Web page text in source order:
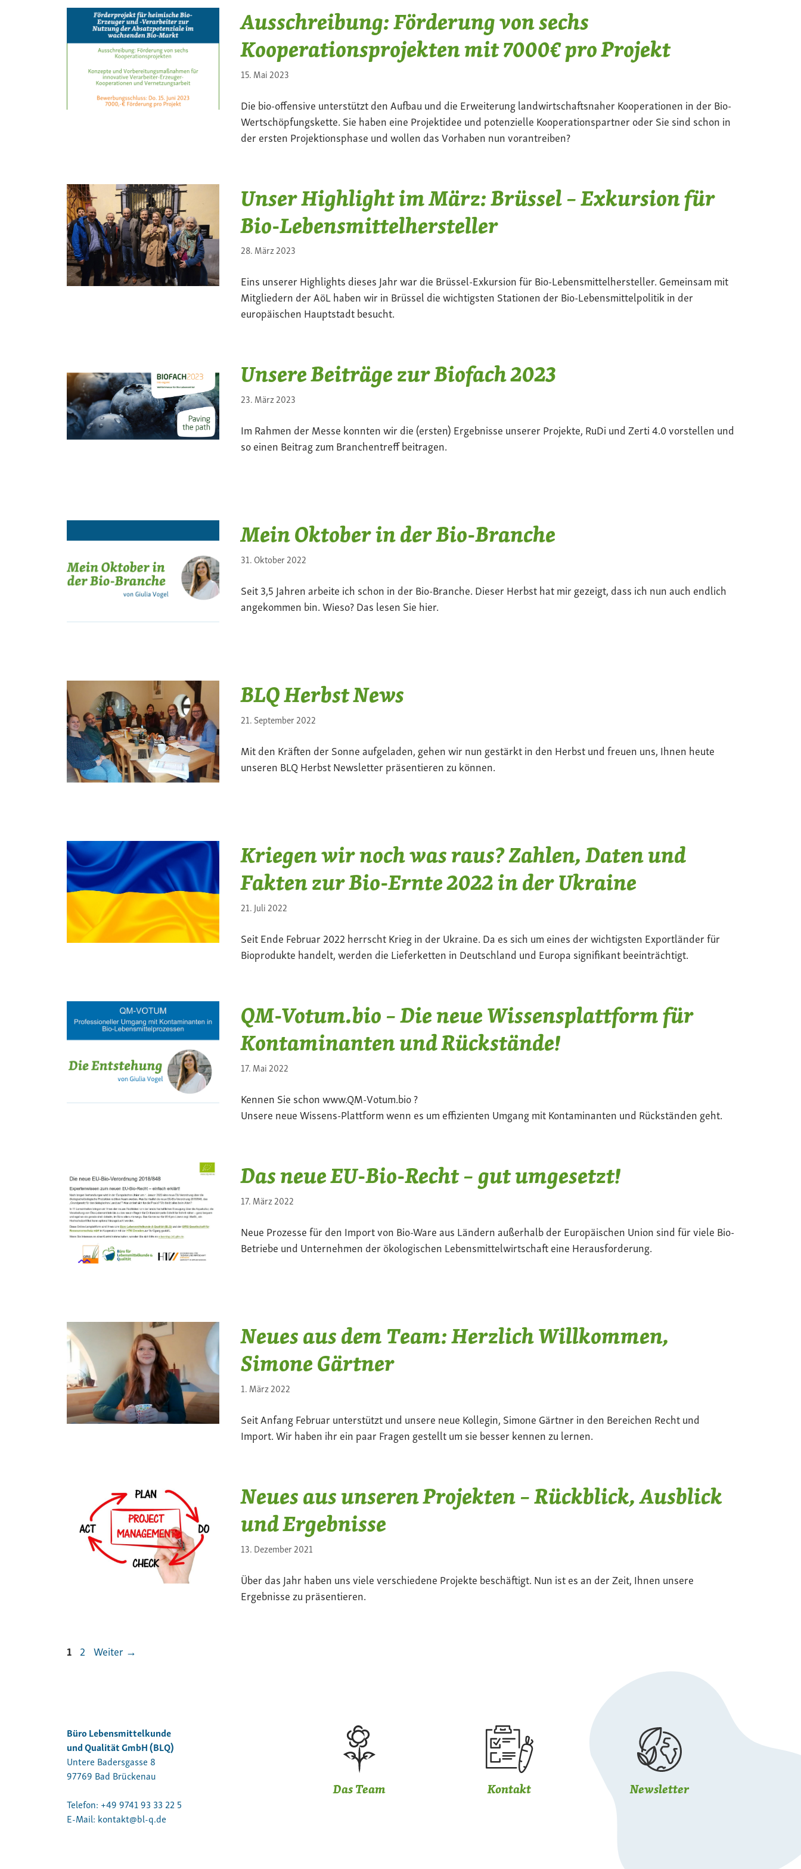
Ausschreibung: Förderung von sechs
Kooperationsprojekten mit 7000€ pro Projekt
15. Mai 2023
Die bio-offensive unterstützt den Aufbau und die Erweiterung landwirtschaftsnaher Kooperationen in der Bio-
Wertschöpfungskette. Sie haben eine Projektidee und potenzielle Kooperationspartner oder Sie sind schon in
der ersten Projektionsphase und wollen das Vorhaben nun vorantreiben?
Unser Highlight im März: Brüssel – Exkursion für
Bio-Lebensmittelhersteller
28. März 2023
Eins unserer Highlights dieses Jahr war die Brüssel-Exkursion für Bio-Lebensmittelhersteller. Gemeinsam mit
Mitgliedern der AöL haben wir in Brüssel die wichtigsten Stationen der Bio-Lebensmittelpolitik in der
europäischen Hauptstadt besucht.
Unsere Beiträge zur Biofach 2023
23. März 2023
Im Rahmen der Messe konnten wir die (ersten) Ergebnisse unserer Projekte, RuDi und Zerti 4.0 vorstellen und
so einen Beitrag zum Branchentreff beitragen.
Mein Oktober in der Bio-Branche
31. Oktober 2022
Seit 3,5 Jahren arbeite ich schon in der Bio-Branche. Dieser Herbst hat mir gezeigt, dass ich nun auch endlich
angekommen bin. Wieso? Das lesen Sie hier.
BLQ Herbst News
21. September 2022
Mit den Kräften der Sonne aufgeladen, gehen wir nun gestärkt in den Herbst und freuen uns, Ihnen heute
unseren BLQ Herbst Newsletter präsentieren zu können.
Kriegen wir noch was raus? Zahlen, Daten und
Fakten zur Bio-Ernte 2022 in der Ukraine
21. Juli 2022
Seit Ende Februar 2022 herrscht Krieg in der Ukraine. Da es sich um eines der wichtigsten Exportländer für
Bioprodukte handelt, werden die Lieferketten in Deutschland und Europa signifikant beeinträchtigt.
QM-Votum.bio – Die neue Wissensplattform für
Kontaminanten und Rückstände!
17. Mai 2022
Kennen Sie schon www.QM-Votum.bio ?
Unsere neue Wissens-Plattform wenn es um effizienten Umgang mit Kontaminanten und Rückständen geht.
Das neue EU-Bio-Recht – gut umgesetzt!
17. März 2022
Neue Prozesse für den Import von Bio-Ware aus Ländern außerhalb der Europäischen Union sind für viele Bio-
Betriebe und Unternehmen der ökologischen Lebensmittelwirtschaft eine Herausforderung.
Neues aus dem Team: Herzlich Willkommen,
Simone Gärtner
1. März 2022
Seit Anfang Februar unterstützt und unsere neue Kollegin, Simone Gärtner in den Bereichen Recht und
Import. Wir haben ihr ein paar Fragen gestellt um sie besser kennen zu lernen.
Neues aus unseren Projekten – Rückblick, Ausblick
und Ergebnisse
13. Dezember 2021
Über das Jahr haben uns viele verschiedene Projekte beschäftigt. Nun ist es an der Zeit, Ihnen unsere
Ergebnisse zu präsentieren.
Seite
1 Seite
2 Weiter →
Büro Lebensmittelkunde
und Qualität GmbH (BLQ)
Untere Badersgasse 8
97769 Bad Brückenau
Telefon: +49 9741 93 33 22 5
E-Mail: kontakt@bl-q.de
Das Team Kontakt Newsletter